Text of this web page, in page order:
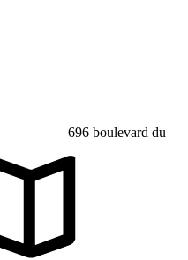
696 boulevard du